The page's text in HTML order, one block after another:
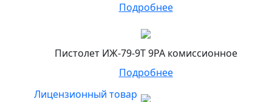
Подробнее
Пистолет ИЖ-79-9Т 9РА комиссионное
Подробнее
Лицензионный товар